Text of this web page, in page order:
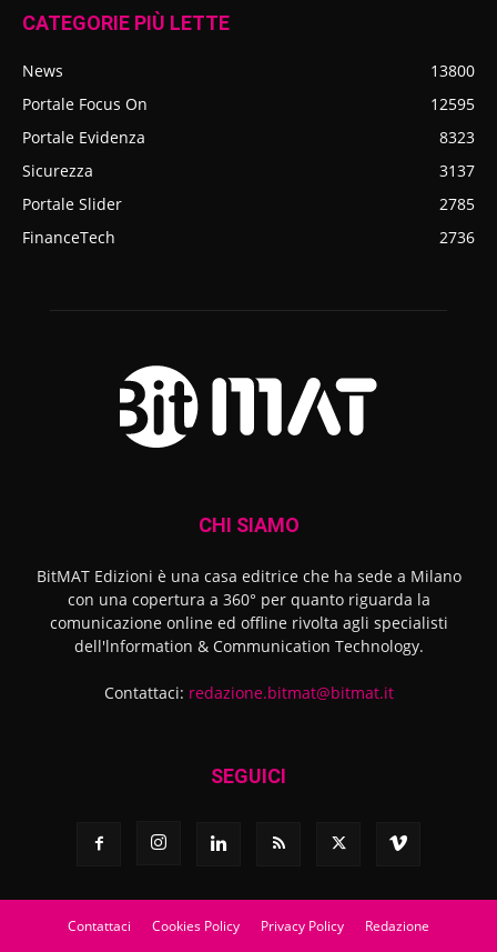
CATEGORIE PIÙ LETTE
News
13800
Portale Focus On
12595
Portale Evidenza
8323
Sicurezza
3137
Portale Slider
2785
FinanceTech
2736
CHI SIAMO
BitMAT Edizioni è una casa editrice che ha sede a Milano
con una copertura a 360° per quanto riguarda la
comunicazione online ed offline rivolta agli specialisti
dell'lnformation & Communication Technology.
Contattaci: redazione.bitmat@bitmat.it
SEGUICI
Contattaci Cookies Policy Privacy Policy Redazione